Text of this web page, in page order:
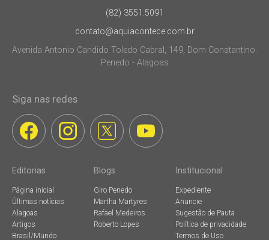
(82) 3551.5091
contato@aquiacontece.com.br
Avenida Antonio Candido Toledo Cabral, 149, Dom Constantino.
Penedo - Alagoas
Siga nas redes
Editorias
Página inicial
Últimas notícias
Alagoas
Artigos
Brasil/Mundo
Blogs
Giro Penedo
Martha Martyres
Rafael Medeiros
Roberto Lopes
Institucional
Expediente
Anuncie
Sugestão de Pauta
Política de privacidade
Termos de Uso